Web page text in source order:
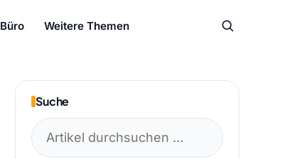
Büro Weitere Themen
Suche